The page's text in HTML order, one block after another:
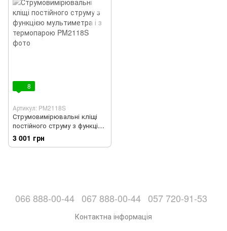
8
Артикул: PM2118S
Струмовимірювальні кліщі
постійного струму з функцією
мультиметра і з термопарою
3 001 грн
066 888-00-44 067 888-00-44 057 720-91-53
Контактна інформація